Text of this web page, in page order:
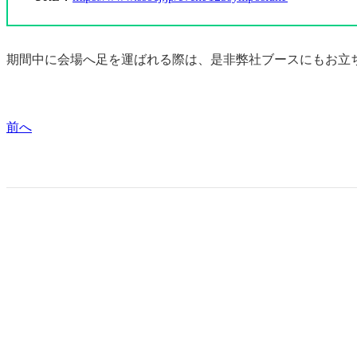
期間中に会場へ足を運ばれる際は、是非弊社ブースにもお立
前へ